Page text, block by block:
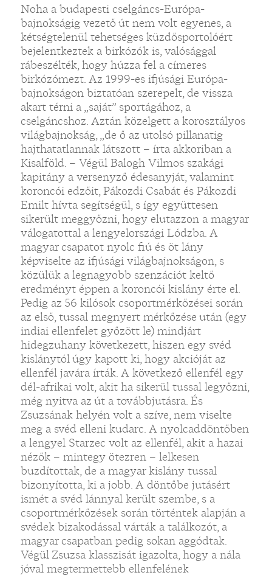
Noha a budapesti cselgáncs-Európa-
bajnokságig vezető út nem volt egyenes, a
kétségtelenül tehetséges küzdősportolóért
bejelentkeztek a birkózók is, valósággal
rábeszélték, hogy húzza fel a címeres
birkózómezt. Az 1999-es ifjúsági Európa-
bajnokságon biztatóan szerepelt, de vissza
akart térni a „saját” sportágához, a
cselgáncshoz. Aztán közelgett a korosztályos
világbajnokság, „de ő az utolsó pillanatig
hajthatatlannak látszott – írta akkoriban a
Kisalföld. – Végül Balogh Vilmos szakági
kapitány a versenyző édesanyját, valamint
koroncói edzőit, Pákozdi Csabát és Pákozdi
Emilt hívta segítségül, s így együttesen
sikerült meggyőzni, hogy elutazzon a magyar
válogatottal a lengyelországi Lódzba. A
magyar csapatot nyolc fiú és öt lány
képviselte az ifjúsági világbajnokságon, s
közülük a legnagyobb szenzációt keltő
eredményt éppen a koroncói kislány érte el.
Pedig az 56 kilósok csoportmérkőzései során
az első, tussal megnyert mérkőzése után (egy
indiai ellenfelet győzött le) mindjárt
hidegzuhany következett, hiszen egy svéd
kislánytól úgy kapott ki, hogy akcióját az
ellenfél javára írták. A következő ellenfél egy
dél-afrikai volt, akit ha sikerül tussal legyőzni,
még nyitva az út a továbbjutásra. És
Zsuzsának helyén volt a szíve, nem viselte
meg a svéd elleni kudarc. A nyolcaddöntőben
a lengyel Starzec volt az ellenfél, akit a hazai
nézők – mintegy ötezren – lelkesen
buzdítottak, de a magyar kislány tussal
bizonyította, ki a jobb. A döntőbe jutásért
ismét a svéd lánnyal került szembe, s a
csoportmérkőzések során történtek alapján a
svédek bizakodással várták a találkozót, a
magyar csapatban pedig sokan aggódtak.
Végül Zsuzsa klasszisát igazolta, hogy a nála
jóval megtermettebb ellenfelének